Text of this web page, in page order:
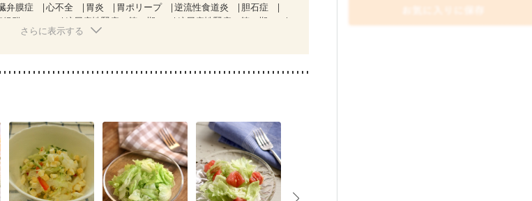
弁膜症 心不全 胃炎 胃ポリープ 逆流性食道炎
胆石症
群（IBS） 糖尿病性腎症（第１期）
糖尿病性腎症（第２期）
CKD（ステージ２）
血糖値が気になる（初期） 妊娠高血圧(中期)
妊娠糖尿病(初期)
さらに表示する